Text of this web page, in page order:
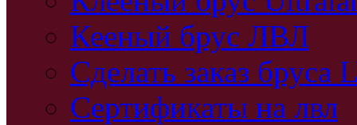
Кееный брус ЛВЛ
Сделать заказ бруса
Сертификаты на лвл